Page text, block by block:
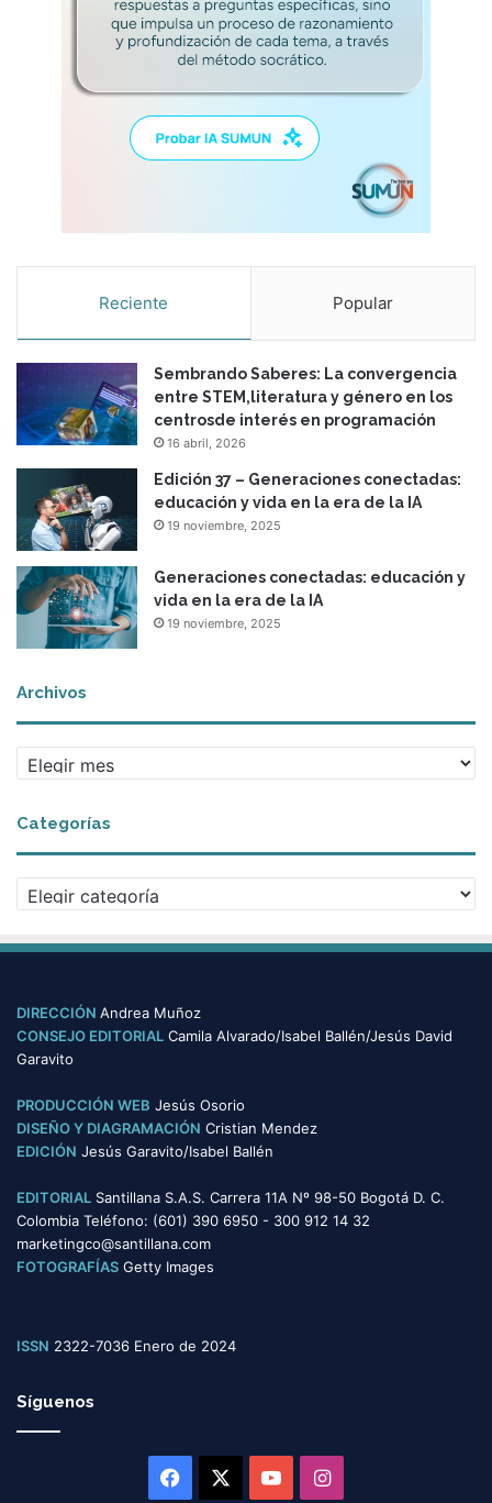
Reciente Popular
Sembrando Saberes: La convergencia
entre STEM,literatura y género en los
centrosde interés en programación
16 abril, 2026
Edición 37 – Generaciones conectadas:
educación y vida en la era de la IA
19 noviembre, 2025
Generaciones conectadas: educación y
vida en la era de la IA
19 noviembre, 2025
Archivos
Archivos
Categorías
Categorías
DIRECCIÓN Andrea Muñoz
CONSEJO EDITORIAL Camila Alvarado/Isabel Ballén/Jesús David
Garavito
PRODUCCIÓN WEB Jesús Osorio
DISEÑO Y DIAGRAMACIÓN Cristian Mendez
EDICIÓN Jesús Garavito/Isabel Ballén
EDITORIAL Santillana S.A.S. Carrera 11A Nº 98-50 Bogotá D. C.
Colombia Teléfono: (601) 390 6950 - 300 912 14 32
marketingco@santillana.com
FOTOGRAFÍAS Getty Images
ISSN 2322-7036 Enero de 2024
Síguenos
Facebook YouTubeInstagram